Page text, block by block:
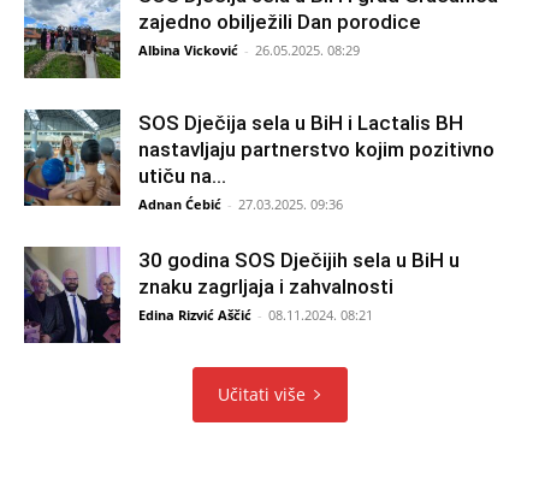
zajedno obilježili Dan porodice
Albina Vicković - 26.05.2025. 08:29
SOS Dječija sela u BiH i Lactalis BH
nastavljaju partnerstvo kojim pozitivno
utiču na...
Adnan Ćebić - 27.03.2025. 09:36
30 godina SOS Dječijih sela u BiH u
znaku zagrljaja i zahvalnosti
Edina Rizvić Aščić - 08.11.2024. 08:21
Učitati više